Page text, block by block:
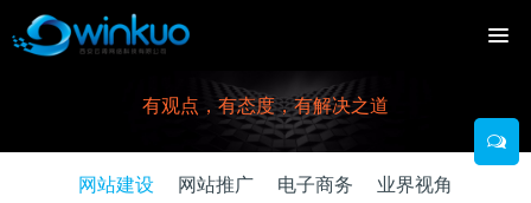
有观点，有态度，有解决之道
网站建设 网站推广 电子商务 业界视角